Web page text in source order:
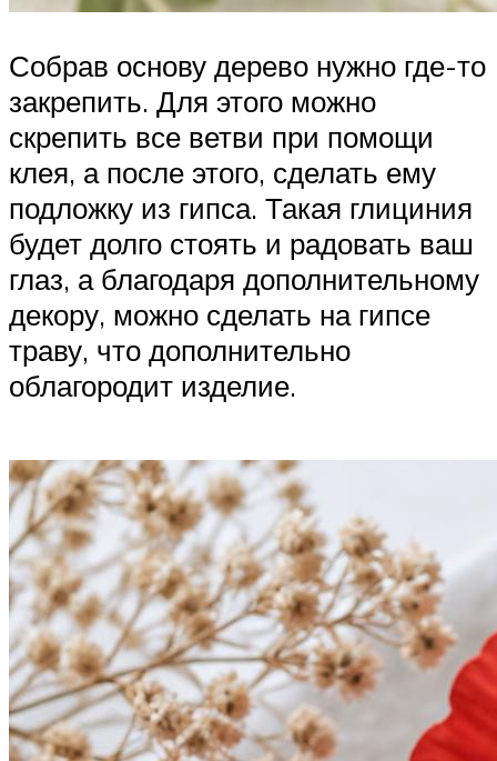
Собрав основу дерево нужно где-то
закрепить. Для этого можно
скрепить все ветви при помощи
клея, а после этого, сделать ему
подложку из гипса. Такая глициния
будет долго стоять и радовать ваш
глаз, а благодаря дополнительному
декору, можно сделать на гипсе
траву, что дополнительно
облагородит изделие.